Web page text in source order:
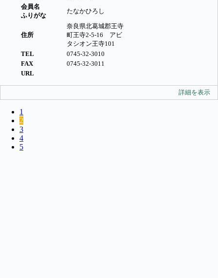
会員名
ふりがな
たなかひろし
住所
奈良県北葛城郡王寺
町王寺2-5-16 アビ
タシオン王寺101
TEL
0745-32-3010
FAX
0745-32-3011
URL
詳細を表示
1
2
3
4
5